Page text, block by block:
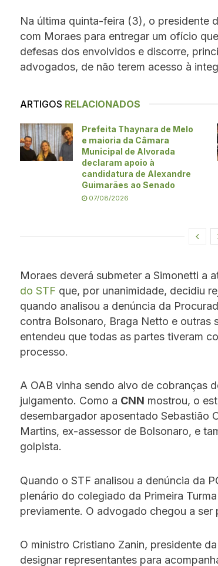
Na última quinta-feira (3), o presidente
com Moraes para entregar um ofício
defesas dos envolvidos e discorre,
advogados, de não terem acesso à
ARTIGOS RELACIONADOS
Prefeita Thaynara de Melo
e maioria da Câmara
Municipal de Alvorada
declaram apoio à
candidatura de Alexandre
Guimarães ao Senado
07/08/2026
Moraes deverá submeter a Simonetti a
do STF que, por unanimidade, decidiu
quando analisou a denúncia da
contra Bolsonaro, Braga Netto e outras
entendeu que todas as partes tiveram
processo.
A OAB vinha sendo alvo de cobranças
julgamento. Como a CNN mostrou, o
desembargador aposentado Sebastião
Martins, ex-assessor de Bolsonaro, e
golpista.
Quando o STF analisou a denúncia da
plenário do colegiado da Primeira
previamente. O advogado chegou a
O ministro Cristiano Zanin, presidente
designar representantes para